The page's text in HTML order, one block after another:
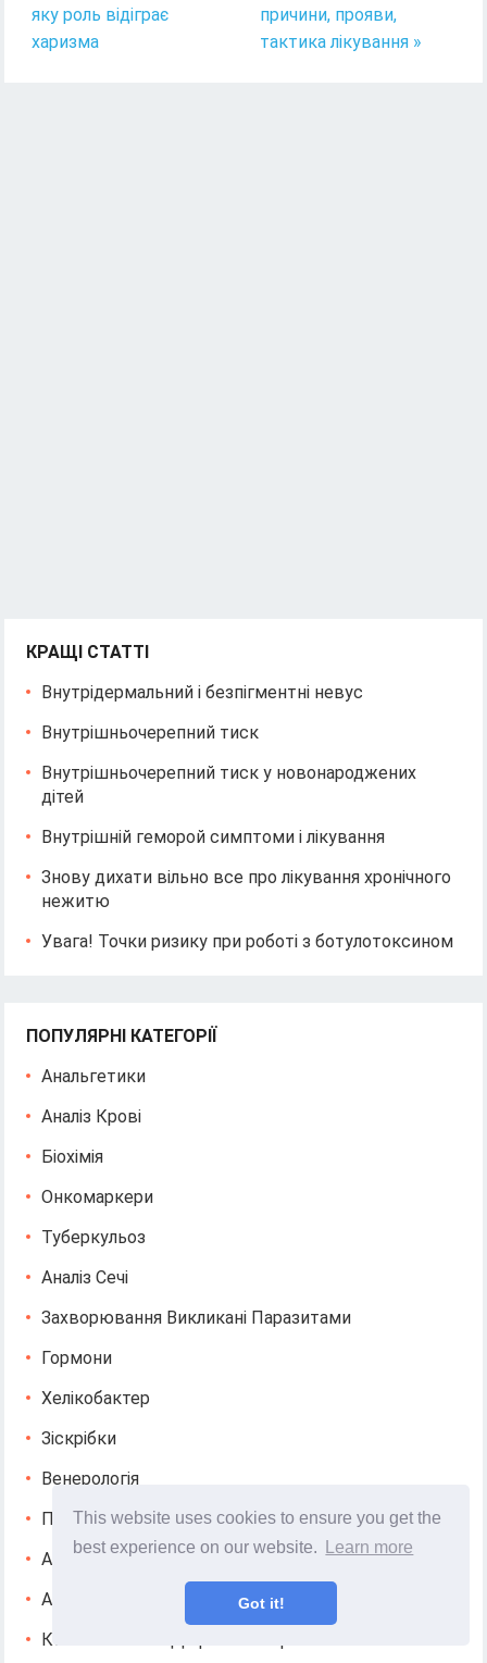
This website uses cookies to ensure you get the
best experience on our website.
Learn more
Got it!
яку роль відіграє
харизма
причини, прояви,
тактика лікування »
КРАЩІ СТАТТІ
Внутрідермальний і безпігментні невус
Внутрішньочерепний тиск
Внутрішньочерепний тиск у новонароджених
дітей
Внутрішній геморой симптоми і лікування
Знову дихати вільно все про лікування хронічного
нежитю
Увага! Точки ризику при роботі з ботулотоксином
ПОПУЛЯРНІ КАТЕГОРІЇ
Анальгетики
Аналіз Крові
Біохімія
Онкомаркери
Туберкульоз
Аналіз Сечі
Захворювання Викликані Паразитами
Гормони
Хелікобактер
Зіскрібки
Венерологія
Проктологія
Анемія
Аневризма
Косметологічні Дефекти Шкіри